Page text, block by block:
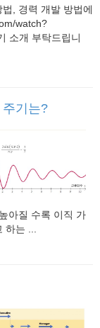
, 경력 개발 방법에
watch?
소개 부탁드립니
기는?
아질 수록 이직 가
는 ...